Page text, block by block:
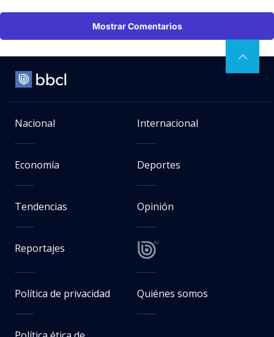
Mostrar Comentarios
Nacional Internacional
Economía Deportes
Tendencias Opinión
Reportajes
Política de privacidad Quiénes somos